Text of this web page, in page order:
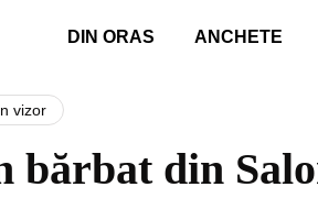
DIN ORAS ANCHETE
vizor
bărbat din